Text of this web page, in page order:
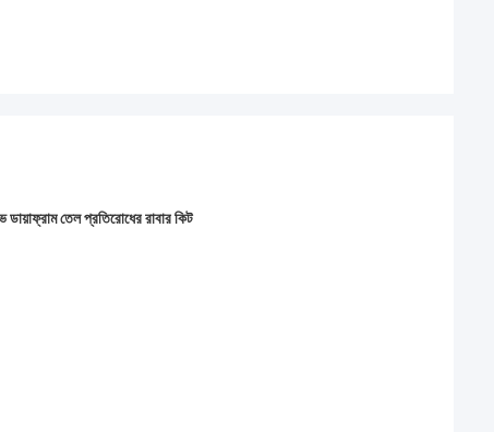
ডায়াফ্রাম তেল প্রতিরোধের রাবার কিট